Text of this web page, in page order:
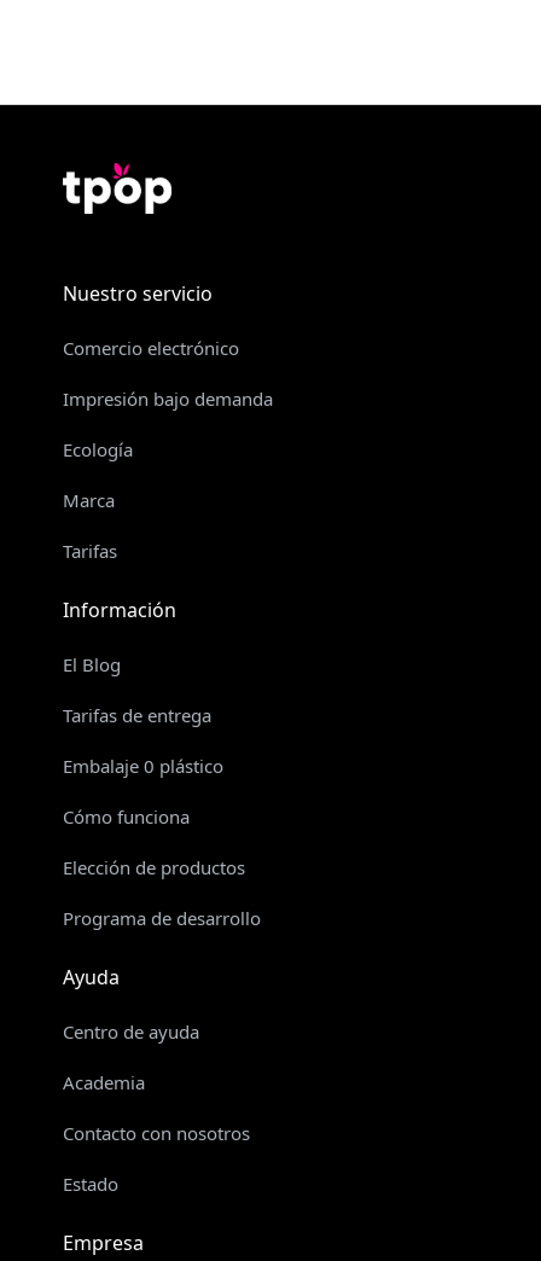
Nuestro servicio
Comercio electrónico
Impresión bajo demanda
Ecología
Marca
Tarifas
Información
El Blog
Tarifas de entrega
Embalaje 0 plástico
Cómo funciona
Elección de productos
Programa de desarrollo
Ayuda
Centro de ayuda
Academia
Contacto con nosotros
Estado
Empresa